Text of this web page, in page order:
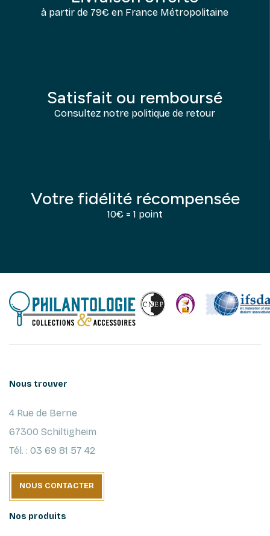
à partir de 79€ en France Métropolitaine
Satisfait ou remboursé
Consultez notre politique de retour
Votre fidélité récompensée
10€ = 1 point
Nous trouver
4 Rue de Berne
67300 Schiltigheim
Tél. : 03 69 81 57 42
NOUS CONTACTER
Nos produits